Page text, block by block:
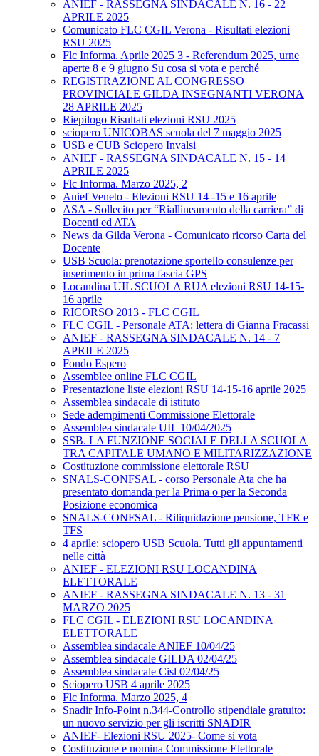
ANIEF - RASSEGNA SINDACALE N. 16 - 22
APRILE 2025
Comunicato FLC CGIL Verona - Risultati elezioni
RSU 2025
Flc Informa. Aprile 2025 3 - Referendum 2025, urne
aperte 8 e 9 giugno Su cosa si vota e perché
REGISTRAZIONE AL CONGRESSO
PROVINCIALE GILDA INSEGNANTI VERONA
28 APRILE 2025
Riepilogo Risultati elezioni RSU 2025
sciopero UNICOBAS scuola del 7 maggio 2025
USB e CUB Sciopero Invalsi
ANIEF - RASSEGNA SINDACALE N. 15 - 14
APRILE 2025
Flc Informa. Marzo 2025, 2
Anief Veneto - Elezioni RSU 14 -15 e 16 aprile
ASA - Sollecito per “Riallineamento della carriera” di
Docenti ed ATA
News da Gilda Verona - Comunicato ricorso Carta del
Docente
USB Scuola: prenotazione sportello consulenze per
inserimento in prima fascia GPS
Locandina UIL SCUOLA RUA elezioni RSU 14-15-
16 aprile
RICORSO 2013 - FLC CGIL
FLC CGIL - Personale ATA: lettera di Gianna Fracassi
ANIEF - RASSEGNA SINDACALE N. 14 - 7
APRILE 2025
Fondo Espero
Assemblee online FLC CGIL
Presentazione liste elezioni RSU 14-15-16 aprile 2025
Assemblea sindacale di istituto
Sede adempimenti Commissione Elettorale
Assemblea sindacale UIL 10/04/2025
SSB. LA FUNZIONE SOCIALE DELLA SCUOLA
TRA CAPITALE UMANO E MILITARIZZAZIONE
Costituzione commissione elettorale RSU
SNALS-CONFSAL - corso Personale Ata che ha
presentato domanda per la Prima o per la Seconda
Posizione economica
SNALS-CONFSAL - Riliquidazione pensione, TFR e
TFS
4 aprile: sciopero USB Scuola. Tutti gli appuntamenti
nelle città
ANIEF - ELEZIONI RSU LOCANDINA
ELETTORALE
ANIEF - RASSEGNA SINDACALE N. 13 - 31
MARZO 2025
FLC CGIL - ELEZIONI RSU LOCANDINA
ELETTORALE
Assemblea sindacale ANIEF 10/04/25
Assemblea sindacale GILDA 02/04/25
Assemblea sindacale Cisl 02/04/25
Sciopero USB 4 aprile 2025
Flc Informa. Marzo 2025, 4
Snadir Info-Point n.344-Controllo stipendiale gratuito:
un nuovo servizio per gli iscritti SNADIR
ANIEF- Elezioni RSU 2025- Come si vota
Costituzione e nomina Commissione Elettorale